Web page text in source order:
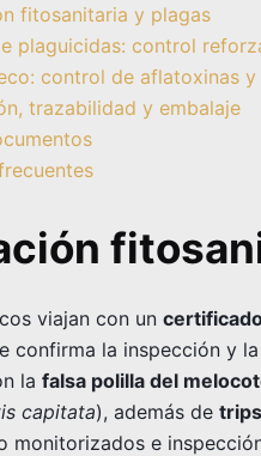
fitosanitaria y plagas
plaguicidas: control
control de aflatoxinas
trazabilidad y embalaje
viajan con un
confirma la inspección y
la falsa polilla del
capitata), además de trips
monitorizados e